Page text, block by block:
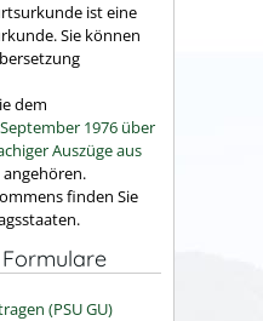
ist eine
Sie können
dem
1976 über
Auszüge aus
angehören.
finden Sie
(PSU GU)